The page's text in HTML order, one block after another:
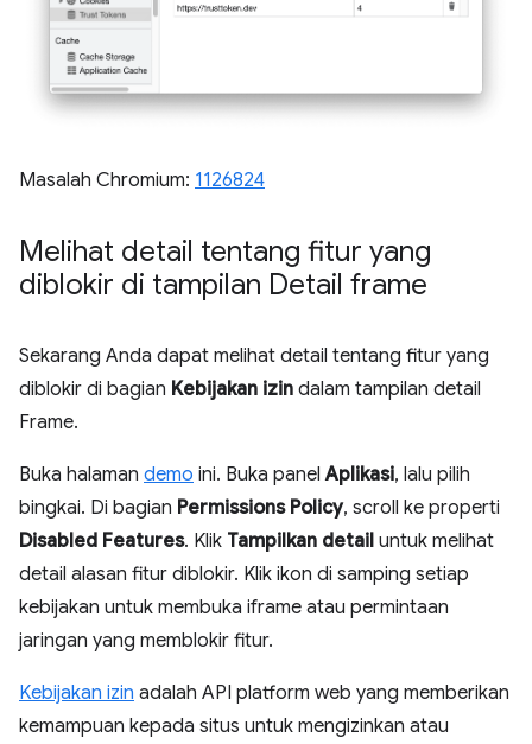
Masalah Chromium: 1126824
Melihat detail tentang fitur yang
diblokir di tampilan Detail frame
Sekarang Anda dapat melihat detail tentang fitur yang
diblokir di bagian Kebijakan izin dalam tampilan detail
Frame.
Buka halaman demo ini. Buka panelAplikasi, lalu pilih
bingkai. Di bagian Permissions Policy, scroll ke properti
Disabled Features. Klik Tampilkan detail untuk melihat
detail alasan fitur diblokir. Klik ikon di samping setiap
kebijakan untuk membuka iframe atau permintaan
jaringan yang memblokir fitur.
Kebijakan izin adalah API platform web yang memberikan
kemampuan kepada situs untuk mengizinkan atau